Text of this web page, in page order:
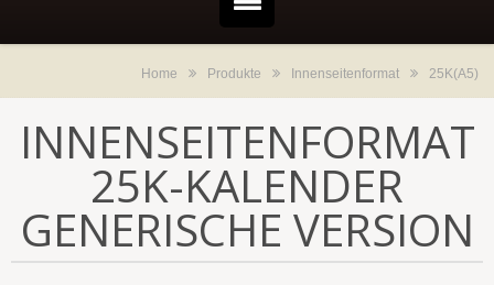
Home Produkte Innenseitenformat 25K(A5)
INNENSEITENFORMAT
25K-KALENDER
GENERISCHE VERSION